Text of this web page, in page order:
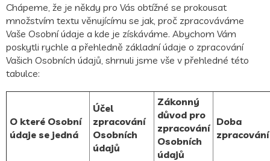
Chápeme, že je někdy pro Vás obtížné se prokousat
množstvím textu věnujícímu se jak, proč zpracováváme
Vaše Osobní údaje a kde je získáváme. Abychom Vám
poskytli rychle a přehledně základní údaje o zpracování
Vašich Osobních údajů, shrnuli jsme vše v přehledné této
tabulce:
O které Osobní
údaje se jedná
Účel
zpracování
Osobních
údajů
Zákonný
důvod pro
zpracování
Osobních
údajů
Doba
zpracování